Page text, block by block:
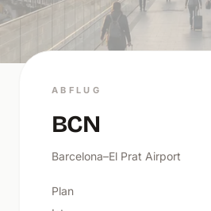
ABFLUG
BCN
Barcelona–El Prat Airport
Plan